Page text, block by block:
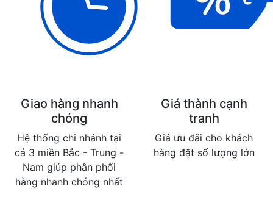
Giao hàng nhanh
chóng
Hệ thống chi nhánh tại
cả 3 miền Bắc - Trung -
Nam giúp phân phối
hàng nhanh chóng nhất
Giá thành cạnh
tranh
Giá ưu đãi cho khách
hàng đặt số lượng lớn